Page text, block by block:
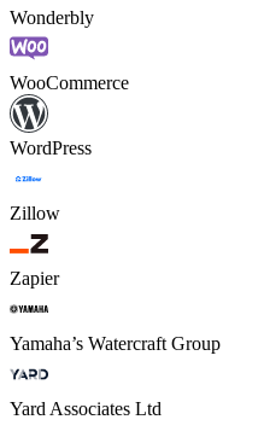
Wonderbly
WooCommerce
WordPress
Zillow
Zapier
Yamaha’s Watercraft Group
Yard Associates Ltd